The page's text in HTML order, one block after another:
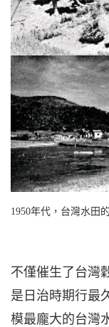
1950年代，台灣水田
不僅催生了台灣
是日治時期行最
模最龐大的台灣